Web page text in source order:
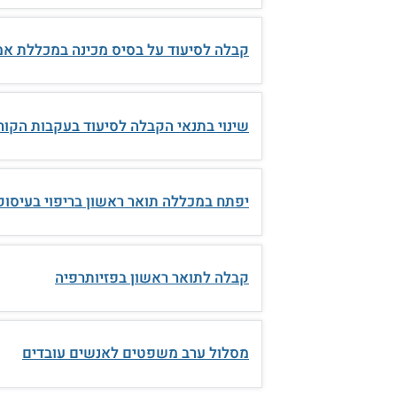
קבלה לסיעוד על בסיס מכינה במכללת
שינוי בתנאי הקבלה לסיעוד בעקבות
יפתח במכללה תואר ראשון בריפוי
קבלה לתואר ראשון בפזיותרפיה
מסלול ערב משפטים לאנשים עובדים